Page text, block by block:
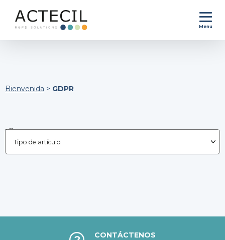
Menu
Bienvenida > GDPR
Filtrar por :
CONTÁCTENOS